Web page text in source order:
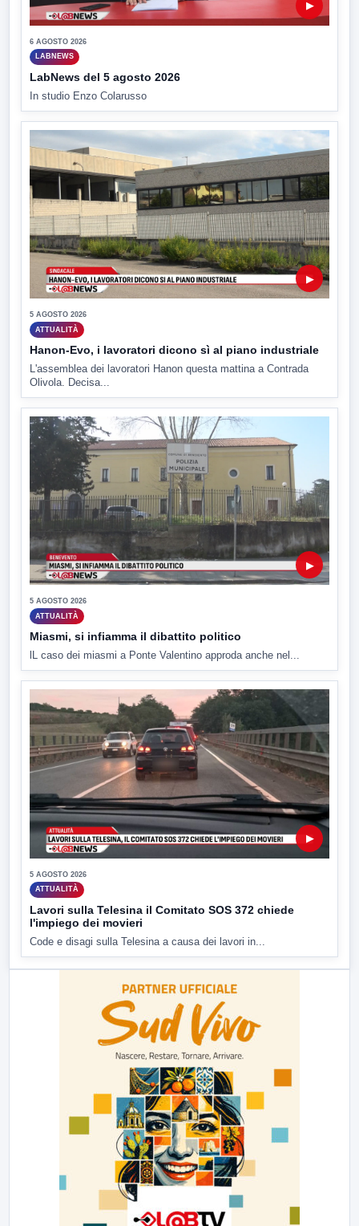
▶
6 AGOSTO 2026
LABNEWS
LabNews del 5 agosto 2026
In studio Enzo Colarusso
▶
5 AGOSTO 2026
ATTUALITÀ
Hanon-Evo, i lavoratori dicono sì al piano industriale
L'assemblea dei lavoratori Hanon questa mattina a Contrada
Olivola. Decisa...
▶
5 AGOSTO 2026
ATTUALITÀ
Miasmi, si infiamma il dibattito politico
lL caso dei miasmi a Ponte Valentino approda anche nel...
▶
5 AGOSTO 2026
ATTUALITÀ
Lavori sulla Telesina il Comitato SOS 372 chiede
l'impiego dei movieri
Code e disagi sulla Telesina a causa dei lavori in...